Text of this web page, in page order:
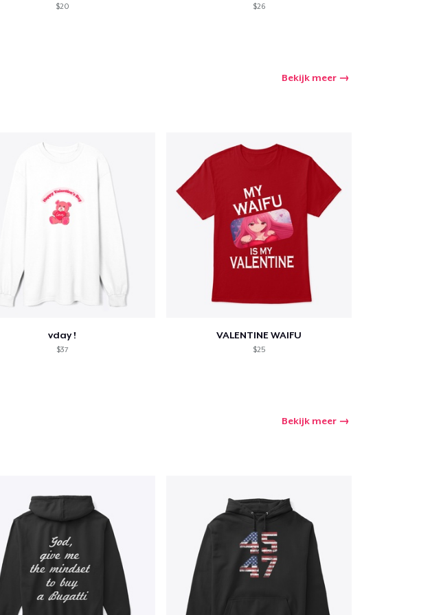
$20 $26
Bekijk meer
vday !
$37
VALENTINE WAIFU
$25
Bekijk meer